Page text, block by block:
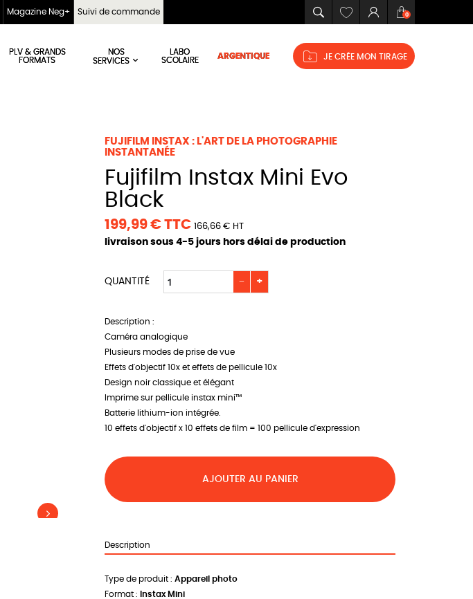
Magazine Neg+ Suivi de commande
Mes
favoris
Connexion
Panier
0
PLV & GRANDS
FORMATS
NOS
SERVICES
LABO
SCOLAIRE
ARGENTIQUE JE CRÉE MON TIRAGE
FUJIFILM INSTAX : L'ART DE LA PHOTOGRAPHIE
INSTANTANÉE
Fujifilm Instax Mini Evo
Black
199,99 € TTC 166,66 € HT
livraison sous 4-5 jours hors délai de production
QUANTITÉ +
−
Description :
Caméra analogique
Plusieurs modes de prise de vue
Effets d'objectif 10x et effets de pellicule 10x
Design noir classique et élégant
Imprime sur pellicule instax mini™
Batterie lithium-ion intégrée.
10 effets d'objectif x 10 effets de film = 100 pellicule d'expression
AJOUTER AU PANIER
Description
Type de produit : Appareil photo
Format : Instax Mini